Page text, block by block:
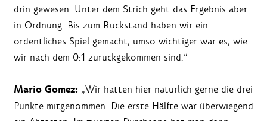
drin gewesen. Unter dem Strich geht das Ergebnis aber
in Ordnung. Bis zum Rückstand haben wir ein
ordentliches Spiel gemacht, umso wichtiger war es, wie
wir nach dem 0:1 zurückgekommen sind.“
Mario Gomez: „Wir hätten hier natürlich gerne die drei
Punkte mitgenommen. Die erste Hälfte war überwiegend